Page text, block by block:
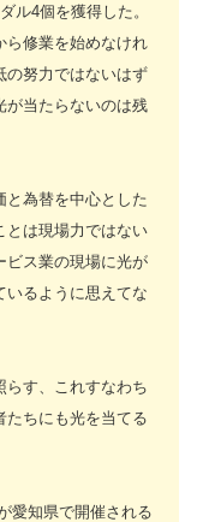
ル4個を獲得した。
ら修業を始めなけれ
の努力ではないはず
が当たらないのは残
と為替を中心とした
とは現場力ではない
ビス業の現場に光が
いるように思えてな
らす、これすなわち
たちにも光を当てる
愛知県で開催される